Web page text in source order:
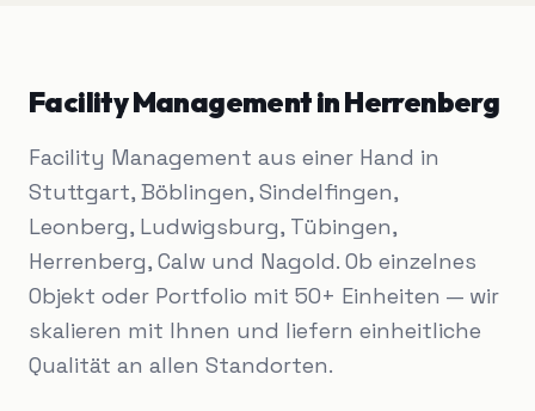
Facility ManagementinHerrenberg
Facility Management aus einer Hand in
Stuttgart, Böblingen, Sindelfingen,
Leonberg, Ludwigsburg, Tübingen,
Herrenberg, Calw und Nagold. Ob einzelnes
Objekt oder Portfolio mit 50+ Einheiten — wir
skalieren mit Ihnen und liefern einheitliche
Qualität an allen Standorten.